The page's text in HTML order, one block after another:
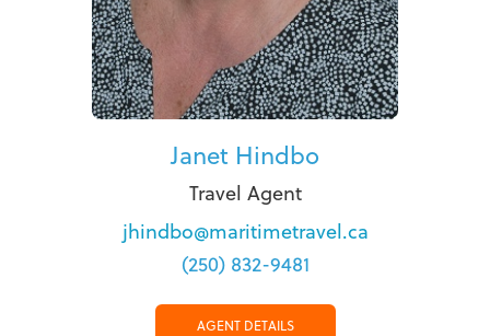
Janet Hindbo
Travel Agent
jhindbo@maritimetravel.ca
(250) 832-9481
AGENT DETAILS